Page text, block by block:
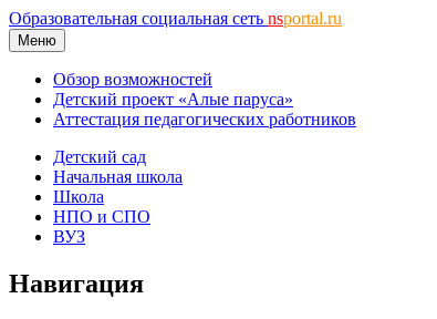
Образовательная социальная сеть nsportal.ru
Меню
Обзор возможностей
Детский проект «Алые паруса»
Аттестация педагогических работников
Детский сад
Начальная школа
Школа
НПО и СПО
ВУЗ
Навигация